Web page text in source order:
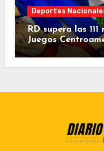
Deportes
RD supera las
Juegos